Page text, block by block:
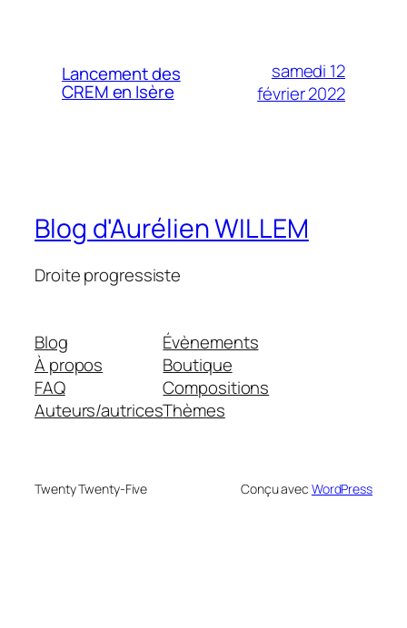
Lancement des
CREM en Isère
samedi 12
février 2022
Blog d'Aurélien WILLEM
Droite progressiste
Blog
À propos
FAQ
Auteurs/autrices
Évènements
Boutique
Compositions
Thèmes
Twenty Twenty-Five Conçu avec WordPress